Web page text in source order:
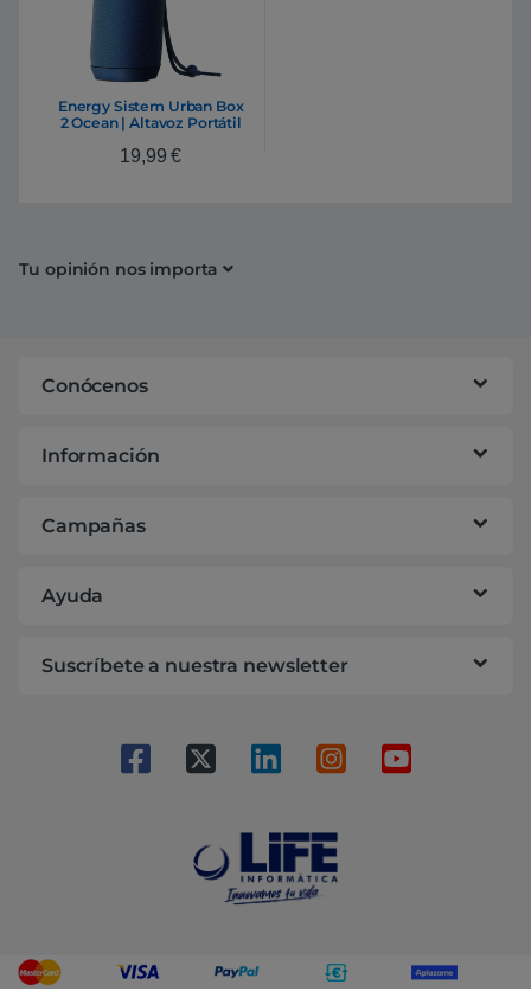
Energy Sistem Urban Box
2 Ocean | Altavoz Portátil
USB/microSD Radio FM –
19,99€
Tu opinión nos importa
Conócenos
Información
Campañas
Ayuda
Suscríbete a nuestra newsletter